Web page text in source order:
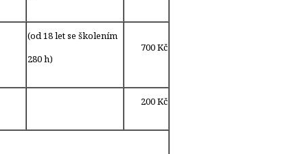
(od 18 let se školením
280 h)
700 Kč
200 Kč